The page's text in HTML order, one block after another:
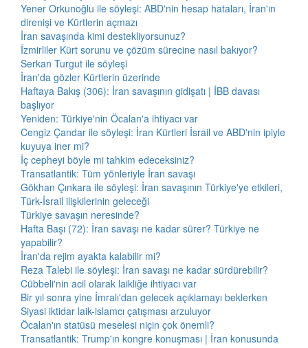
Yener Orkunoğlu ile söyleşi: ABD'nin hesap hataları, İran'ın
direnişi ve Kürtlerin açmazı
İran savaşında kimi destekliyorsunuz?
İzmirliler Kürt sorunu ve çözüm sürecine nasıl bakıyor?
Serkan Turgut ile söyleşi
İran'da gözler Kürtlerin üzerinde
Haftaya Bakış (306): İran savaşının gidişatı | İBB davası
başlıyor
Yeniden: Türkiye'nin Öcalan'a ihtiyacı var
Cengiz Çandar ile söyleşi: İran Kürtleri İsrail ve ABD'nin ipiyle
kuyuya iner mi?
İç cepheyi böyle mi tahkim edeceksiniz?
Transatlantik: Tüm yönleriyle İran savaşı
Gökhan Çınkara ile söyleşi: İran savaşının Türkiye'ye etkileri,
Türk-İsrail ilişkilerinin geleceği
Türkiye savaşın neresinde?
Hafta Başı (72): İran savaşı ne kadar sürer? Türkiye ne
yapabilir?
İran'da rejim ayakta kalabilir mi?
Reza Talebi ile söyleşi: İran savaşı ne kadar sürdürebilir?
Cübbeli'nin acil olarak laikliğe ihtiyacı var
Bir yıl sonra yine İmralı'dan gelecek açıklamayı beklerken
Siyasi iktidar laik-islamcı çatışması arzuluyor
Öcalan'ın statüsü meselesi niçin çok önemli?
Transatlantik: Trump'ın kongre konuşması | İran konusunda